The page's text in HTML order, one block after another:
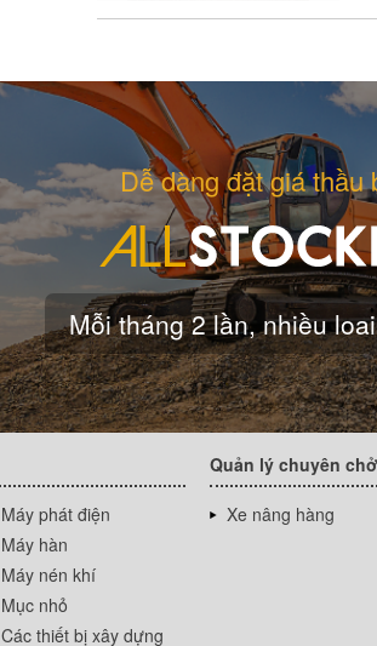
Dễ dàng đặt giá thầu
Mỗi tháng 2 lần, nhiều
Máy phát điện
Máy hàn
Máy nén khí
Mục nhỏ
Các thiết bị xây dựng
Quản lý chuyên chở
Xe nâng hàng